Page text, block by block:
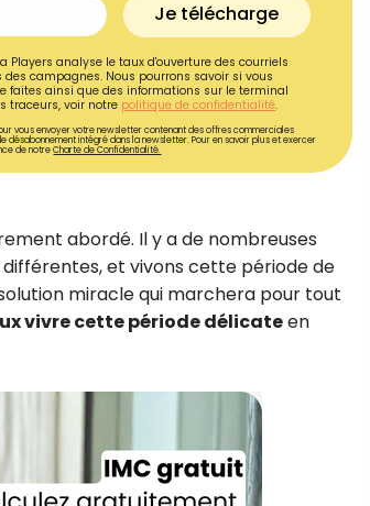
Je télécharge
Players analyse le taux d'ouverture des courriels
campagnes. Nous pourrons savoir si vous
faites ainsi que des informations sur le terminal
traceurs, voir notre politique de confidentialité.
vous envoyer votre newsletter contenant des offres commerciales
désabonnement intégré dans la newsletter. Pour en savoir plus et exercer
de notreCharte de Confidentialité.
abordé. Il y a de nombreuses
et vivons cette période de
miracle qui marchera pour tout
vivre cette période délicateen
recettes inédites de CROQ
Ainsi que la newsletter promotionnelle de